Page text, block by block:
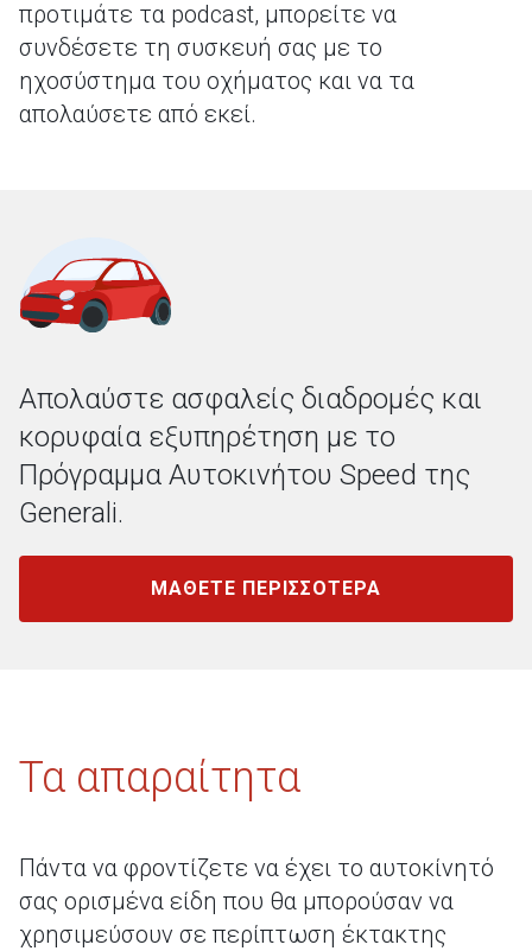
προτιμάτε τα podcast, μπορείτε να
συνδέσετε τη συσκευή σας με το
ηχοσύστημα του οχήματος και να τα
απολαύσετε από εκεί.
Απολαύστε ασφαλείς διαδρομές και
κορυφαία εξυπηρέτηση με το
Πρόγραμμα Αυτοκινήτου Speed της
Generali.
ΜΑΘΕΤΕ ΠΕΡΙΣΣΟΤΕΡΑ
Τα απαραίτητα
Πάντα να φροντίζετε να έχει το αυτοκίνητό
σας ορισμένα είδη που θα μπορούσαν να
χρησιμεύσουν σε περίπτωση έκτακτης